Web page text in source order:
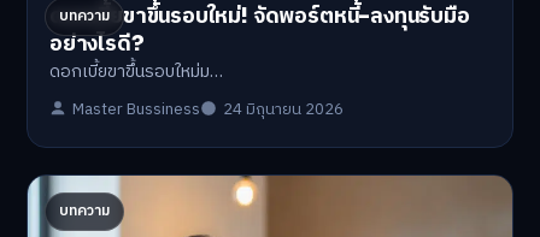
บทความ
ดอกเบี้ยขาขึ้นรอบใหม่! จัดพอร์ตหนี้-ลงทุนรับมือ
อย่างไรดี?
ดอกเบี้ยขาขึ้นรอบใหม่ม…
Master Bussiness 24 มิถุนายน 2026
บทความ
ปรับพอร์ตรับ ‘เงินดิจิทัล 2.0’ จัดสรรงบอย่างไรไม่